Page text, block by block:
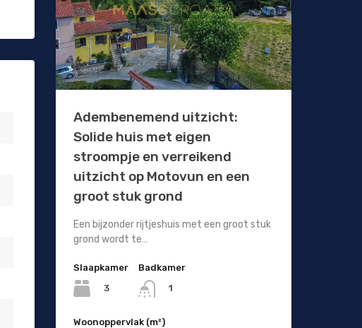
Adembenemend uitzicht:
Solide huis met eigen
stroompje en verreikend
uitzicht op Motovun en een
groot stuk grond
Een bijzonder rijtjeshuis met een groot stuk
grond wordt te…
Slaapkamer
3
Badkamer
1
Woonoppervlak (m²)